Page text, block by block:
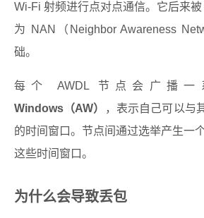
Wi-Fi 射频进行点对点通信。它后来
为 NAN（Neighbor Awareness
础。
每个 AWDL 节点会广播
Windows（AW）
，表示自己可以与
的时间窗口。节点间通过选举产生一
这些时间窗口。
为什么会导致丢包